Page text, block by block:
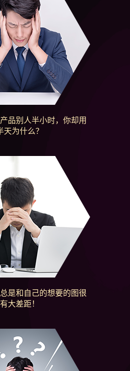
品别人半小时，你却用
天为什么？
是和自己的想要的图很
有大差距！